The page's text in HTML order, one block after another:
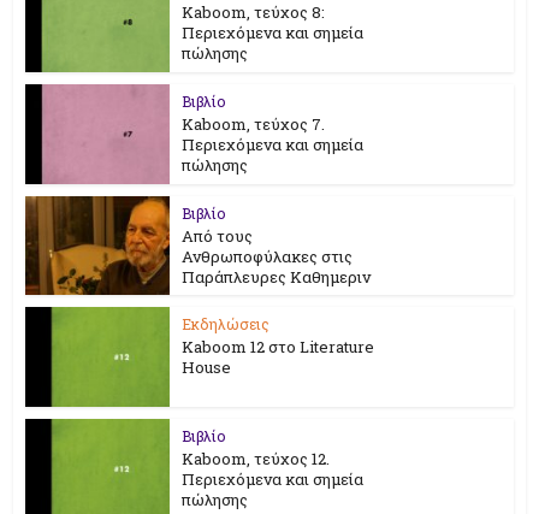
Kaboom, τεύχος 8:
Περιεχόμενα και σημεία
πώλησης
Βιβλίο
Kaboom, τεύχος 7.
Περιεχόμενα και σημεία
πώλησης
Βιβλίο
Από τους
Ανθρωποφύλακες στις
Παράπλευρες Καθημεριν
Εκδηλώσεις
Kaboom 12 στο Literature
House
Βιβλίο
Kaboom, τεύχος 12.
Περιεχόμενα και σημεία
πώλησης